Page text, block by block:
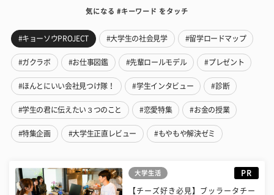
気になる #キーワード をタッチ
#キョーソウPROJECT #大学生の社会見学 #留学ロードマップ
#ガクラボ #お仕事図鑑 #先輩ロールモデル #プレゼント
#ほんとにいい会社見つけ隊！ #学生インタビュー #診断
#学生の君に伝えたい３つのこと #恋愛特集 #お金の授業
#特集企画 #大学生正直レビュー #もやもや解決ゼミ
大学生活 PR
【チーズ好き必見】ブッラータチー